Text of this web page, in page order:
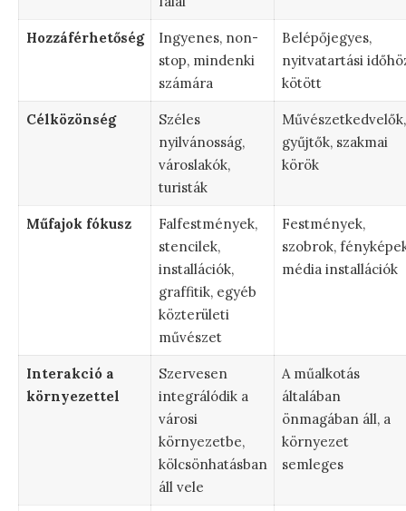
Hozzáférhetőség
Ingyenes, non-
stop, mindenki
számára
Belépőjegyes,
nyitvatartási
kötött
Célközönség
Széles
nyilvánosság,
városlakók,
turisták
Művészetkedvelők,
gyűjtők, szakmai
körök
Műfajok fókusz
Falfestmények,
stencilek,
installációk,
graffitik, egyéb
közterületi
művészet
Festmények,
szobrok,
média installációk
Interakció a
környezettel
Szervesen
integrálódik a
városi
környezetbe,
kölcsönhatásban
áll vele
A műalkotás
általában
önmagában áll, a
környezet
semleges